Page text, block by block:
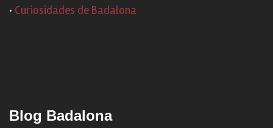
· Curiosidades de Badalona
Blog Badalona